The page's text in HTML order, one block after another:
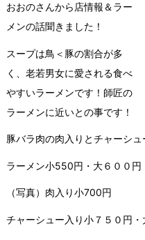
おおのさんから店情報＆ラー
メンの話聞きました！
スープは鳥＜豚の割合が多
く、老若男女に愛される食べ
やすいラーメンです！師匠の
ラーメンに近いとの事です！
豚バラ肉の肉入りとチャーシュ
ラーメン小550円・大６００円
（写真）肉入り小700円
チャーシュー入り小７５０円・